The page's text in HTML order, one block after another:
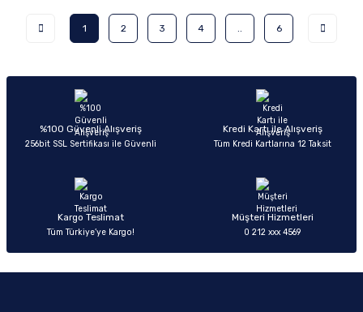
1 2 3 4 6
%100 Güvenli Alışveriş
256bit SSL Sertifikası ile Güvenli
Kredi Kartı ile Alışveriş
Tüm Kredi Kartlarına 12 Taksit
Kargo Teslimat
Tüm Türkiye’ye Kargo!
Müşteri Hizmetleri
0 212 xxx 4569